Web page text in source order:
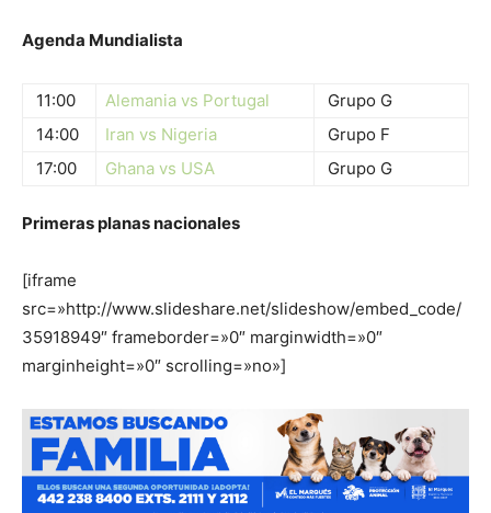
Agenda Mundialista
11:00 Alemania vs Portugal
Grupo G
14:00
Iran vs Nigeria
Grupo F
17:00
Ghana vs USA Grupo G
Primeras planas nacionales
[iframe
src=»http://www.slideshare.net/slideshow/embed_code/
35918949″ frameborder=»0″ marginwidth=»0″
marginheight=»0″ scrolling=»no»]